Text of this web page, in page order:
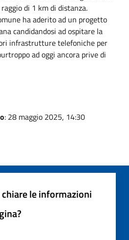
di 1 km di distanza.
ha aderito ad un progetto
candidandosi ad ospitare la
infrastrutture telefoniche per
ad oggi ancora prive di
: 28 maggio 2025, 14:30
le informazioni